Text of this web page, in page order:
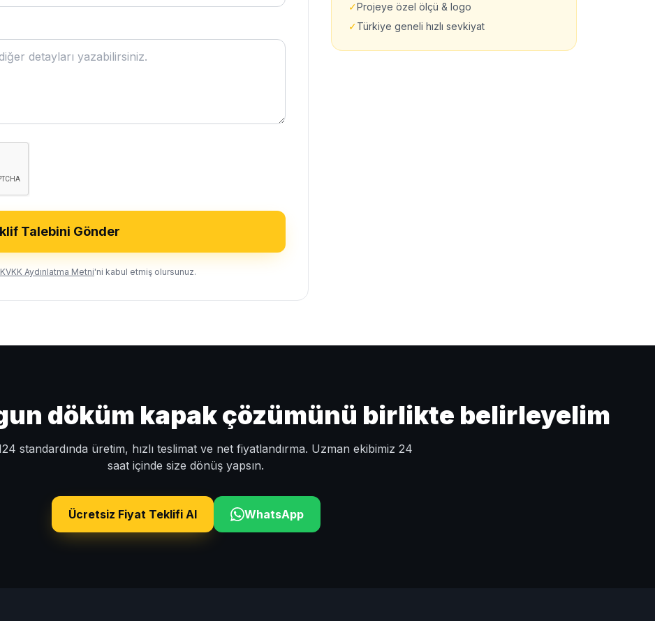
Talebini Gönder
KVKK Aydınlatma Metni'ni kabul etmiş olursunuz.
✓Projeye özel ölçü & logo
✓Türkiye geneli hızlı sevkiyat
döküm kapak çözümünü birlikte belirleyelim
standardında üretim, hızlı teslimat ve net fiyatlandırma. Uzman ekibimiz 24
saat içinde size dönüş yapsın.
Ücretsiz Fiyat Teklifi Al WhatsApp